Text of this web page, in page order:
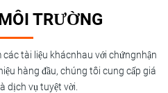
TRƯỜNG
tài liệu khácnhau với chứngnhận
hàng đầu, chúng tôi cung cấp giá
dịch vụ tuyệt vời.